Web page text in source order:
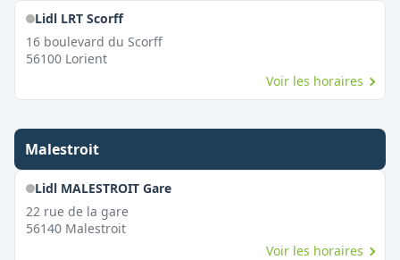
Lidl LRT Scorff
16 boulevard du Scorff
56100 Lorient
Voir les horaires
Malestroit
Lidl MALESTROIT Gare
22 rue de la gare
56140 Malestroit
Voir les horaires